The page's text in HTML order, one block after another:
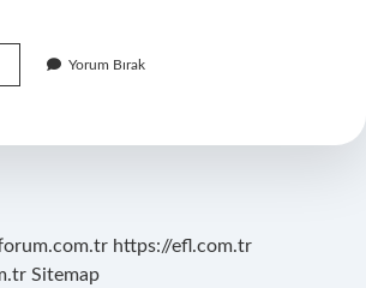
Yorum Bırak
https://efl.com.tr
Sitemap